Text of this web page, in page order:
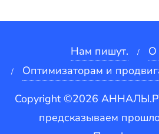
Нам пишут.
О
Оптимизаторам и
Copyright ©2026
предсказываем